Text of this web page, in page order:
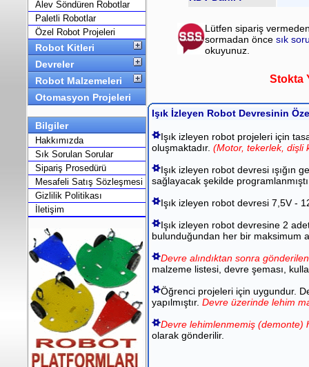
Alev Söndüren Robotlar
Paletli Robotlar
Özel Robot Projeleri
Robot Kitleri
Devreler
Robot Malzemeleri
Otomasyon Projeleri
Bilgiler
Hakkımızda
Sık Sorulan Sorular
Sipariş Prosedürü
Mesafeli Satış Sözleşmesi
Gizlilik Politikası
İletişim
Lütfen sipariş
sormadan önce sık
okuyunuz.
Stokta
Işık İzleyen Robot Devresinin
Işık izleyen robot projeleri için
oluşmaktadır. (Motor, tekerlek, dişli
Işık izleyen robot devresi ışığın
sağlayacak şekilde
Işık izleyen robot devresi 7,5V -
Işık izleyen robot devresine 2
bulunduğundan her bir maksimum
Devre alındıktan sonra
malzeme listesi, devre şeması,
Öğrenci projeleri için uygundur.
yapılmıştır. Devre üzerinde lehim
Devre lehimlenmemiş (demonte)
olarak gönderilir.